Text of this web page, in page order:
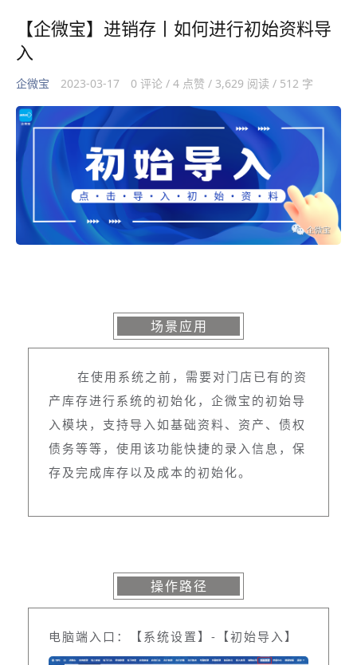
【企微宝】进销存丨如何进行初始资料导
入
企微宝 2023-03-17 0 评论 / 4 点赞 / 3,629 阅读 / 512 字
场景应用
在使用系统之前，需要对门店已有的资
产库存进行系统的初始化，企微宝的初始导
入模块，支持导入如基础资料、资产、债权
债务等等，使用该功能快捷的录入信息，保
存及完成库存以及成本的初始化。
操作路径
电脑端入口：【系统设置】-【初始导入】